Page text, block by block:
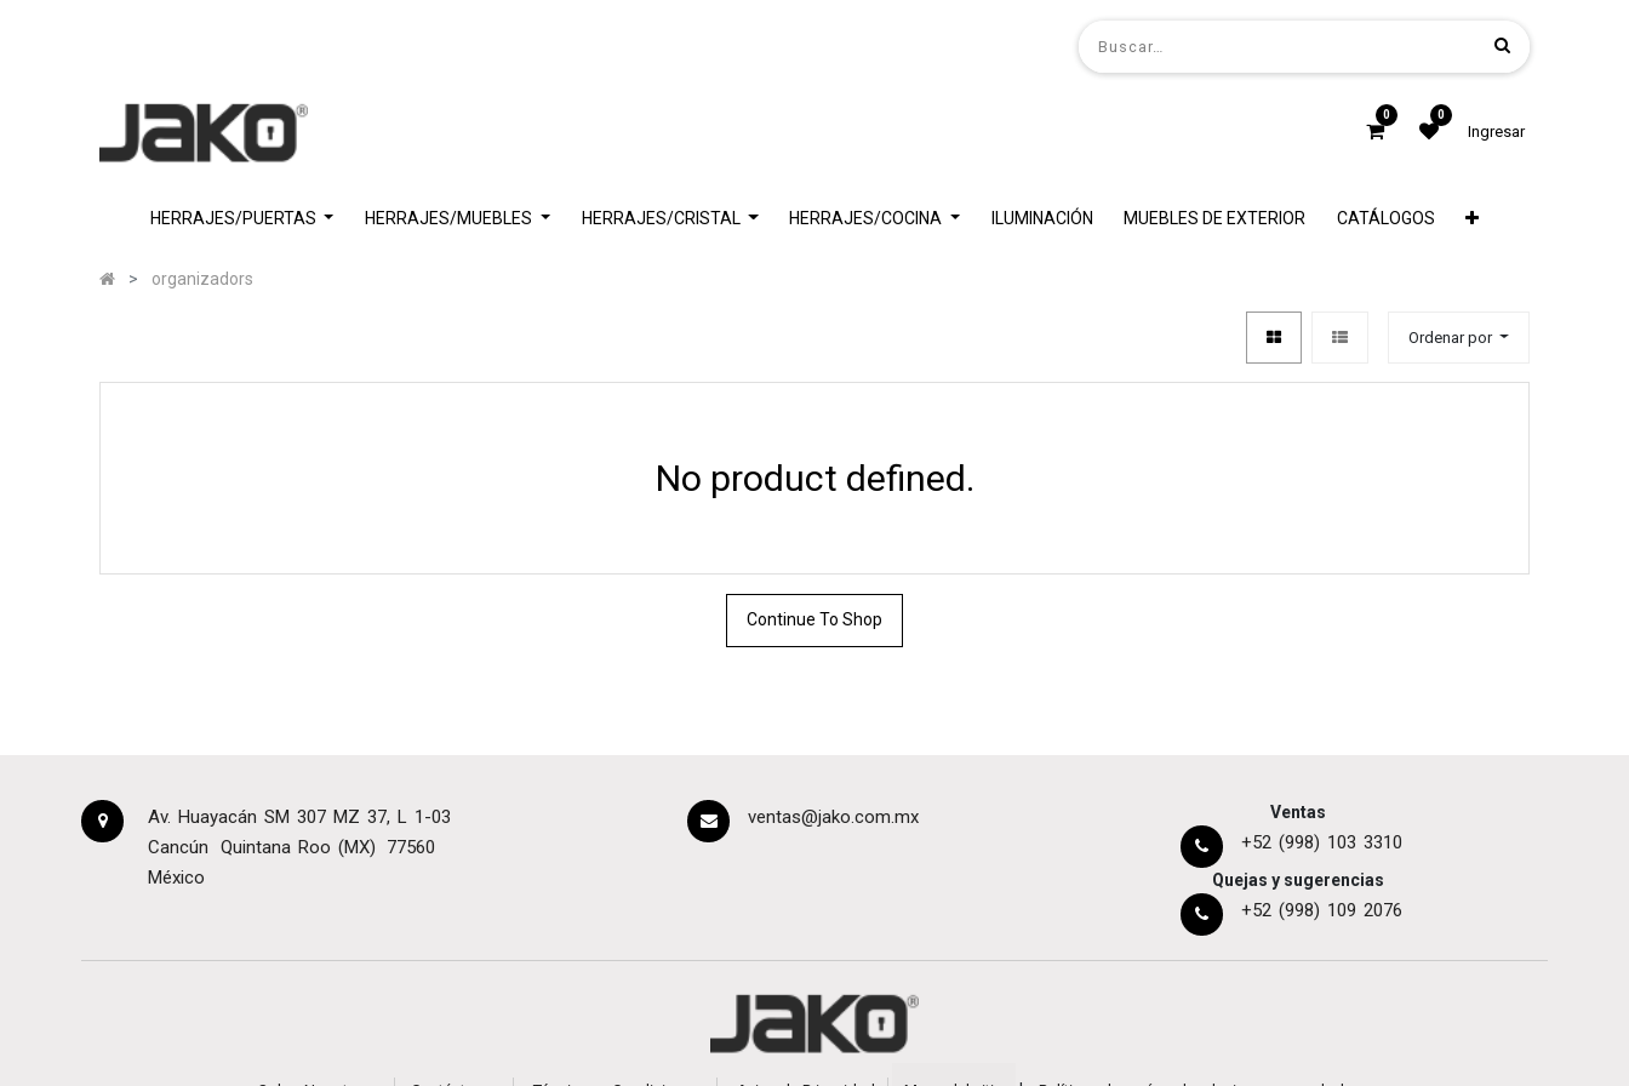
0 0
Ingresar
HERRAJES/PUERTAS HERRAJES/MUEBLES HERRAJES/CRISTAL HERRAJES/COCINA ILUMINACIÓN MUEBLES DE EXTERIOR CATÁLOGOS
organizadors
Ordenar por
No product defined.
Continue To Shop
Av. Huayacán SM 307 MZ 37, L 1-03
Cancún
Quintana Roo (MX)
77560
México
ventas@jako.com.mx Ventas
+52 (998) 103 3310
Quejas y sugerencias
+52 (998) 109 2076